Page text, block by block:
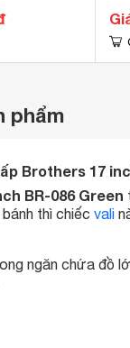
phẩm
Brothers 17
BR-086 Green
thì chiếc vali
ngăn chứa đồ